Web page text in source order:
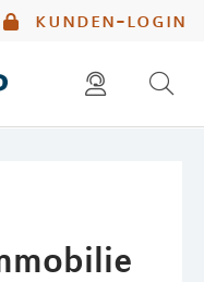
kunden-login